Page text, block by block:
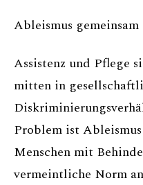
Ableismus
Assistenz und Pflege
mitten in
Problem ist
Menschen mit
vermeintliche Norm